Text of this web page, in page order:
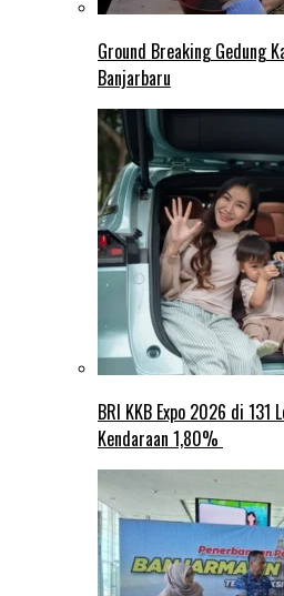
Ground Breaking Gedung
Banjarbaru
BRI KKB Expo 2026 di 131
Kendaraan 1,80%